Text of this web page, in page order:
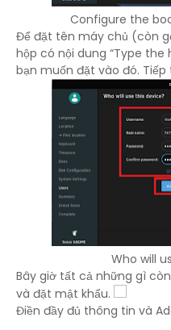
Configure the
Để đặt tên máy chủ (còn
hộp có nội dung “Type
bạn muốn đặt vào đó. Tiếp
Who will
Bây giờ tất cả những gì
và đặt mật khẩu.
Điền đầy đủ thông tin và